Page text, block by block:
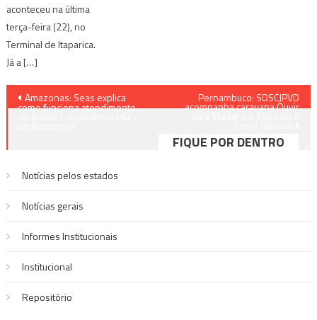
aconteceu na última
terça-feira (22), no
Terminal de Itaparica.
Já a […]
Navegação
Post
Amazonas: Seas explica
como funciona atendimento
Pernambuco: SDSCJPVD
acompanha caravana Ouvir
FIQUE POR DENTRO
Notícias pelos estados
Notí­cias gerais
Informes Institucionais
Institucional
Repositório